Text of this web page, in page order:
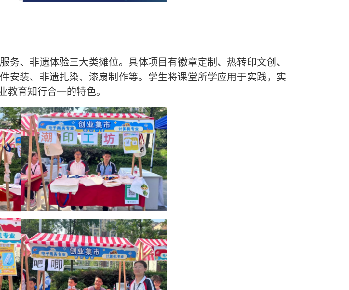
、非遗体验三大类摊位。具体项目有徽章定制、热转印文创、
安装、非遗扎染、漆扇制作等。学生将课堂所学应用于实践，实
教育知行合一的特色。